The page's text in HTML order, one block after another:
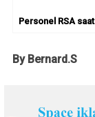
Personel RSA
By Bernard.S